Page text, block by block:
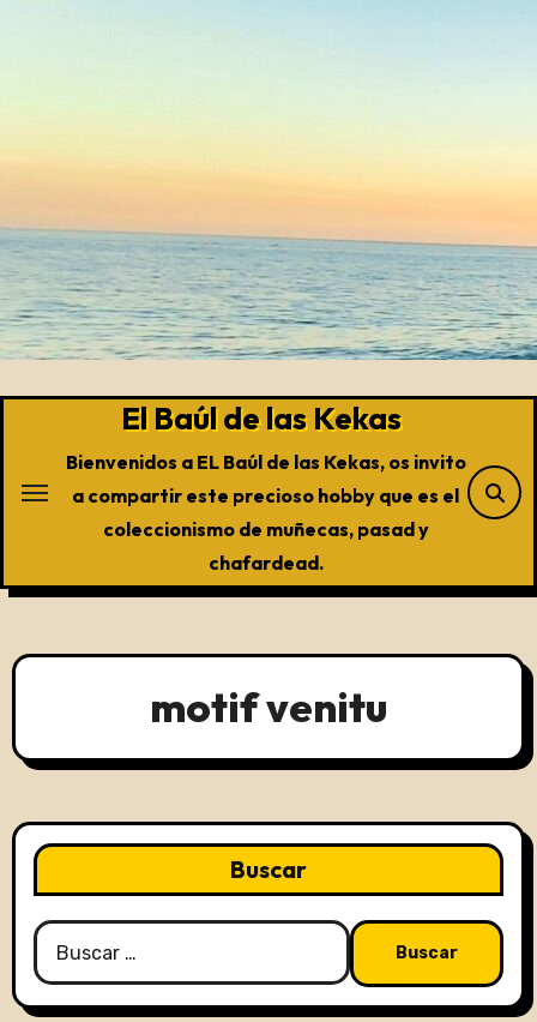
El Baúl de las Kekas
Bienvenidos a EL Baúl de las Kekas, os invito
a compartir este precioso hobby que es el
coleccionismo de muñecas, pasad y
chafardead.
motif venitu
Buscar
Buscar: